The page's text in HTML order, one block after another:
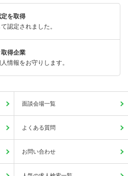
定を取得
認定されました。
得企業
情報をお守りします。
面談会場一覧
よくある質問
お問い合わせ